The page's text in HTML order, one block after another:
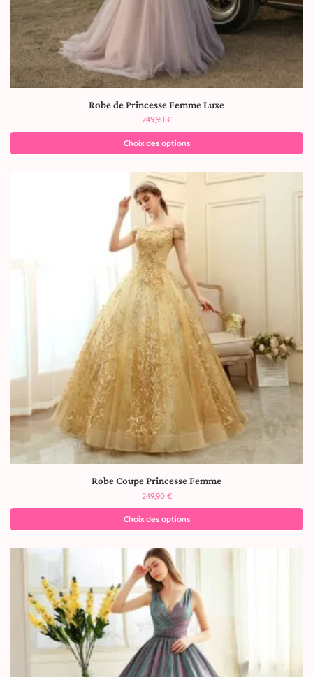
Robe de Princesse Femme Luxe
249,90 €
Choix des options
Robe Coupe Princesse Femme
249,90 €
Choix des options